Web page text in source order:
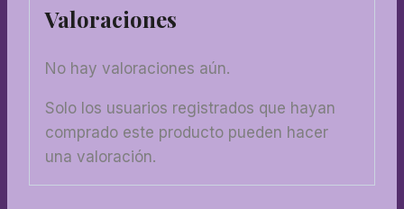
Valoraciones
No hay valoraciones aún.
Solo los usuarios registrados que hayan
comprado este producto pueden hacer
una valoración.